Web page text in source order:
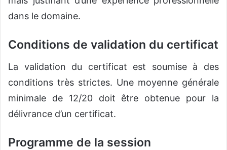
dans le domaine.
Conditions de validation du certificat
La validation du certificat est soumise à des
conditions très strictes. Une moyenne générale
minimale de 12/20 doit être obtenue pour la
délivrance d’un certificat.
Programme de la session